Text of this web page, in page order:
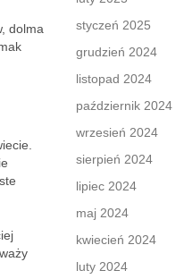
dolma
styczeń 2025
grudzień 2024
listopad 2024
październik 2024
wrzesień 2024
sierpień 2024
lipiec 2024
maj 2024
kwiecień 2024
luty 2024